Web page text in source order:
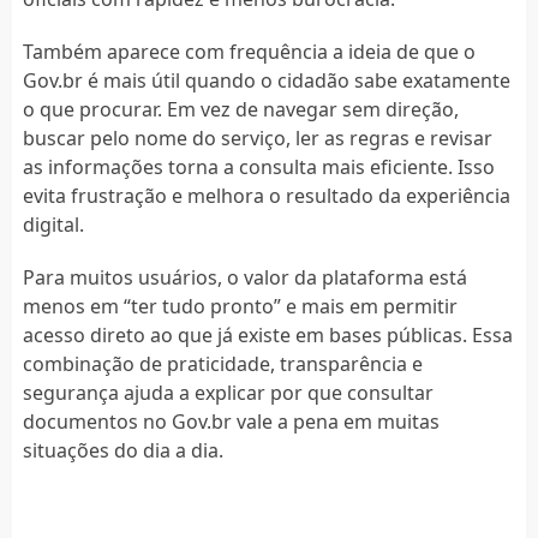
Também aparece com frequência a ideia de que o
Gov.br é mais útil quando o cidadão sabe exatamente
o que procurar. Em vez de navegar sem direção,
buscar pelo nome do serviço, ler as regras e revisar
as informações torna a consulta mais eficiente. Isso
evita frustração e melhora o resultado da experiência
digital.
Para muitos usuários, o valor da plataforma está
menos em “ter tudo pronto” e mais em permitir
acesso direto ao que já existe em bases públicas. Essa
combinação de praticidade, transparência e
segurança ajuda a explicar por que consultar
documentos no Gov.br vale a pena em muitas
situações do dia a dia.